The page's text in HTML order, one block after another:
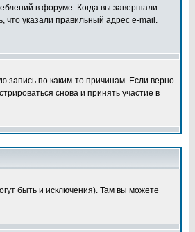
в форуме. Когда вы завершали
что указали правильный адрес e-mail.
запись по каким-то причинам. Если верно
снова и принять участие в
быть и исключения). Там вы можете